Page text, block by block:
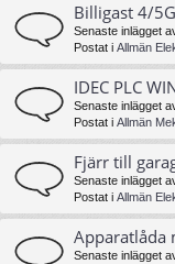
Billigast 4/
Senaste inlägget
Postat i Allmän
IDEC PLC
Senaste inlägget
Postat i Allmän
Fjärr till
Senaste inlägget
Postat i Allmän
Apparatlåda
Senaste inlägget